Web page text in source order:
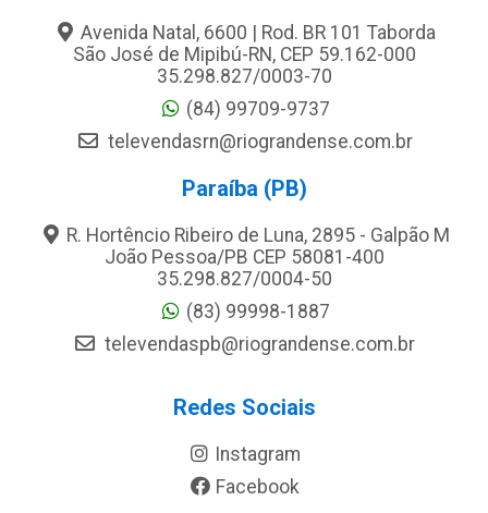
Avenida Natal, 6600 | Rod. BR 101 Taborda
São José de Mipibú-RN, CEP 59.162-000
35.298.827/0003-70
(84) 99709-9737
televendasrn@riograndense.com.br
Paraíba (PB)
R. Hortêncio Ribeiro de Luna, 2895 - Galpão M
João Pessoa/PB CEP 58081-400
35.298.827/0004-50
(83) 99998-1887
televendaspb@riograndense.com.br
Redes Sociais
Instagram
Facebook